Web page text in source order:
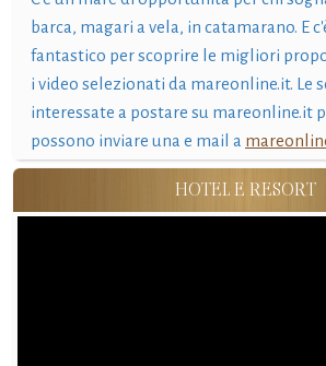
barca, magari a vela, in catamarano. E
fantastico per scoprire le migliori
i video selezionati da mareonline.it. Le
interessate a postare su mareonline.it
possono inviare una e mail a
HOTEL E RESORT